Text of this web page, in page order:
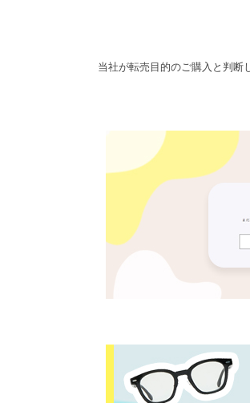
当社が転売目的のご購入と判断